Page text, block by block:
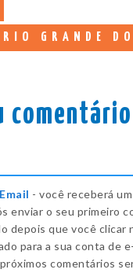
GRANDE
comentário
- você receberá
enviar o seu primeiro
depois que você clicar
para a sua conta de
comentários